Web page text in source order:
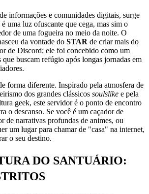
informações e comunidades digitais, surge
uma luz ofuscante que cega, mas sim o
de uma fogueira no meio da noite. O
da vontade do STAR de criar mais do
de Discord; ele foi concebido como um
que buscam refúgio após longas jornadas em
forma diferente. Inspirado pela atmosfera de
dos grandes clássicos soulslike e pela
geek, este servidor é o ponto de encontro
o descanso. Se você é um caçador de
de narrativas profundas de animes, ou
um lugar para chamar de "casa" na internet,
o seu destino.
DO SANTUÁRIO: